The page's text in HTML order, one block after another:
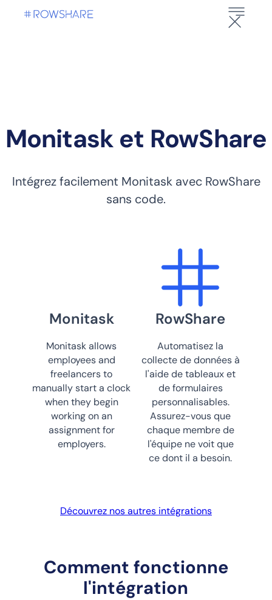
Monitask et RowShare
Intégrez facilement Monitask avec RowShare
sans code.
Monitask
Monitask allows
employees and
freelancers to
manually start a clock
when they begin
working on an
assignment for
employers.
RowShare
Automatisez la
collecte de données à
l'aide de tableaux et
de formulaires
personnalisables.
Assurez-vous que
chaque membre de
l'équipe ne voit que
ce dont il a besoin.
Découvrez nos autres intégrations
Comment fonctionne
l'intégration